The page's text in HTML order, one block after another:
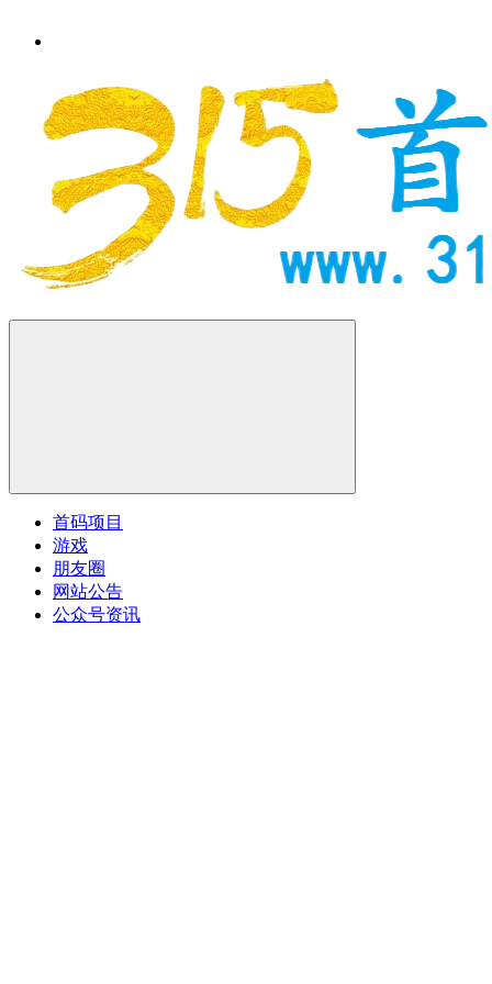
首码项目
游戏
朋友圈
网站公告
公众号资讯